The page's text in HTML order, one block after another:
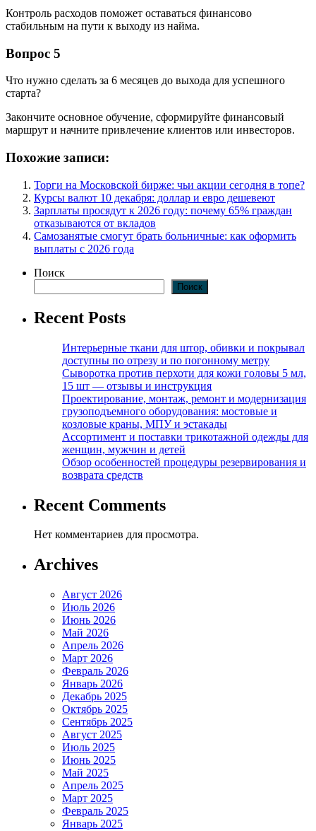
Контроль расходов поможет оставаться финансово
стабильным на пути к выходу из найма.
Вопрос 5
Что нужно сделать за 6 месяцев до выхода для успешного
старта?
Закончите основное обучение, сформируйте финансовый
маршрут и начните привлечение клиентов или инвесторов.
Похожие записи:
Торги на Московской бирже: чьи акции сегодня в топе?
Курсы валют 10 декабря: доллар и евро дешевеют
Зарплаты просядут к 2026 году: почему 65% граждан
отказываются от вкладов
Самозанятые смогут брать больничные: как оформить
выплаты с 2026 года
Поиск
Поиск
Recent Posts
Интерьерные ткани для штор, обивки и покрывал
доступны по отрезу и по погонному метру
Сыворотка против перхоти для кожи головы 5 мл,
15 шт — отзывы и инструкция
Проектирование, монтаж, ремонт и модернизация
грузоподъемного оборудования: мостовые и
козловые краны, МПУ и эстакады
Ассортимент и поставки трикотажной одежды для
женщин, мужчин и детей
Обзор особенностей процедуры резервирования и
возврата средств
Recent Comments
Нет комментариев для просмотра.
Archives
Август 2026
Июль 2026
Июнь 2026
Май 2026
Апрель 2026
Март 2026
Февраль 2026
Январь 2026
Декабрь 2025
Октябрь 2025
Сентябрь 2025
Август 2025
Июль 2025
Июнь 2025
Май 2025
Апрель 2025
Март 2025
Февраль 2025
Январь 2025